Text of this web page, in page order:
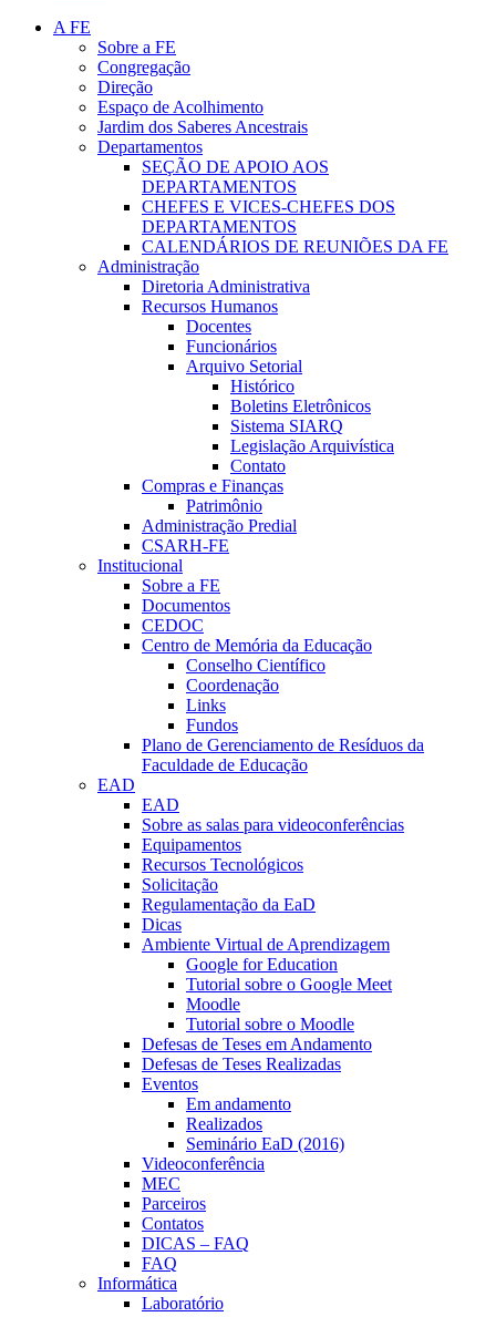
A FE
Sobre a FE
Congregação
Direção
Espaço de Acolhimento
Jardim dos Saberes Ancestrais
Departamentos
SEÇÃO DE APOIO AOS
DEPARTAMENTOS
CHEFES E VICES-CHEFES DOS
DEPARTAMENTOS
CALENDÁRIOS DE REUNIÕES DA FE
Administração
Diretoria Administrativa
Recursos Humanos
Docentes
Funcionários
Arquivo Setorial
Histórico
Boletins Eletrônicos
Sistema SIARQ
Legislação Arquivística
Contato
Compras e Finanças
Patrimônio
Administração Predial
CSARH-FE
Institucional
Sobre a FE
Documentos
CEDOC
Centro de Memória da Educação
Conselho Científico
Coordenação
Links
Fundos
Plano de Gerenciamento de Resíduos da
Faculdade de Educação
EAD
EAD
Sobre as salas para videoconferências
Equipamentos
Recursos Tecnológicos
Solicitação
Regulamentação da EaD
Dicas
Ambiente Virtual de Aprendizagem
Google for Education
Tutorial sobre o Google Meet
Moodle
Tutorial sobre o Moodle
Defesas de Teses em Andamento
Defesas de Teses Realizadas
Eventos
Em andamento
Realizados
Seminário EaD (2016)
Videoconferência
MEC
Parceiros
Contatos
DICAS – FAQ
FAQ
Informática
Laboratório